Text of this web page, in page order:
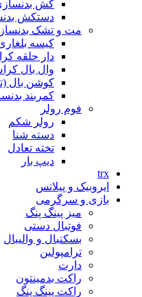
کش
دستکش
مت و تشک
کیسه
دار حلقه
وال بال
کوشن بال
کمربند
فوم رولر
رولر شکم
دسته شنا
تخته تعادل
دیپ بار
trx
ایروبیک و پیلاتس
بازی و سرگرمی
میز پینگ پنگ
فوتبال دستی
بسکتبال و والیبال
ترامپولین
دارت
راکت بدمینتون
راکت پینگ پنگ